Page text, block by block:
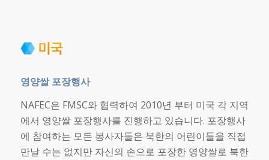
영양쌀 포장행사
NAFEC은 FMSC와 협력하여 2010년 부터 미국 각 지역
에서 영양쌀 포장행사를 진행하고 있습니다. 포장행사
에 참여하는 모든 봉사자들은 북한의 어린이들을 직접
만날 수는 없지만 자신의 손으로 포장한 영양쌀로 북한